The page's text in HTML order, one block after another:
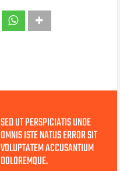
SED UT PERSPICIATIS UNDE
OMNIS ISTE NATUS ERROR SIT
VOLUPTATEM ACCUSANTIUM
DOLOREMQUE.